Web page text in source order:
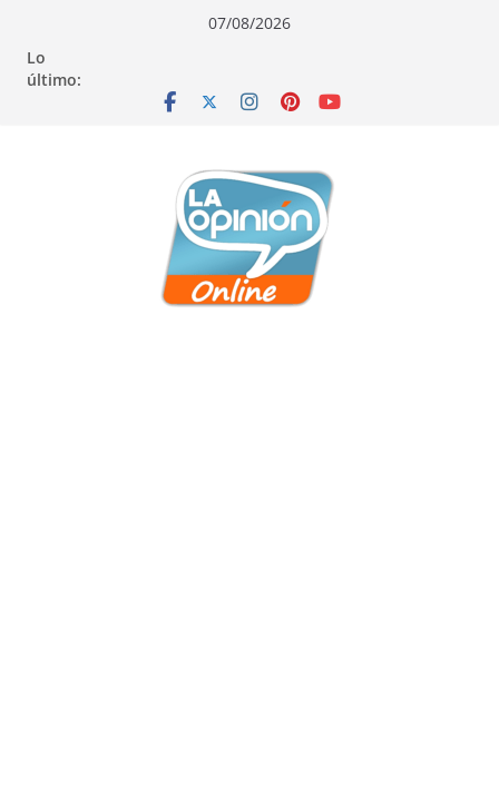
contenido
navegación
contenido
07/08/2026
Lo
último: